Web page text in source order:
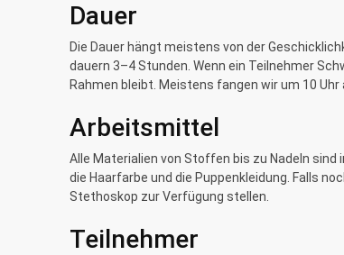
Dauer
Die Dauer hängt meistens von der
dauern 3–4 Stunden. Wenn ein Teilnehmer
Rahmen bleibt. Meistens fangen wir um 10
Arbeitsmittel
Alle Materialien von Stoffen bis zu Nadeln
die Haarfarbe und die Puppenkleidung. Falls
Stethoskop zur Verfügung stellen.
Teilnehmer